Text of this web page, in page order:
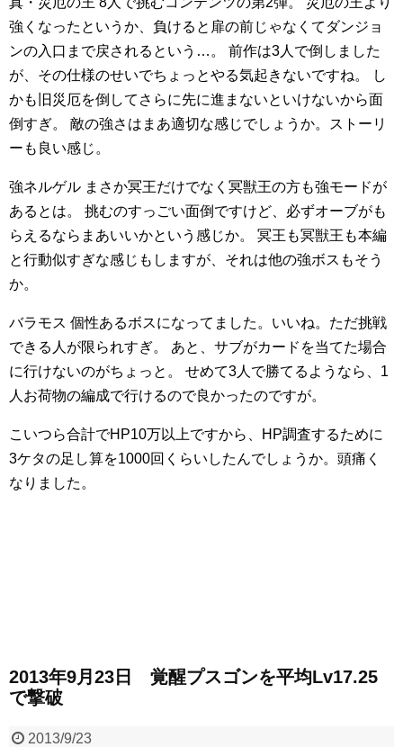
強くなったというか、負けると扉の前じゃなくてダンジョ
ンの入口まで戻されるという…。
前作は3人で倒しました
が、その仕様のせいでちょっとやる気起きないですね。
し
かも旧災厄を倒してさらに先に進まないといけないから面
倒すぎ。
敵の強さはまあ適切な感じでしょうか。ストーリ
ーも良い感じ。
強ネルゲル まさか冥王だけでなく冥獣王の方も強モードが
あるとは。
挑むのすっごい面倒ですけど、必ずオーブがも
らえるならまあいいかという感じか。
冥王も冥獣王も本編
と行動似すぎな感じもしますが、それは他の強ボスもそう
か。
バラモス 個性あるボスになってました。いいね。ただ挑戦
できる人が限られすぎ。
あと、サブがカードを当てた場合
に行けないのがちょっと。
せめて3人で勝てるようなら、1
人お荷物の編成で行けるので良かったのですが。
こいつら合計でHP10万以上ですから、HP調査するために
3ケタの足し算を1000回くらいしたんでしょうか。頭痛く
なりました。
2013年9月23日 覚醒プスゴンを平均Lv17.25
で撃破
2013/9/23